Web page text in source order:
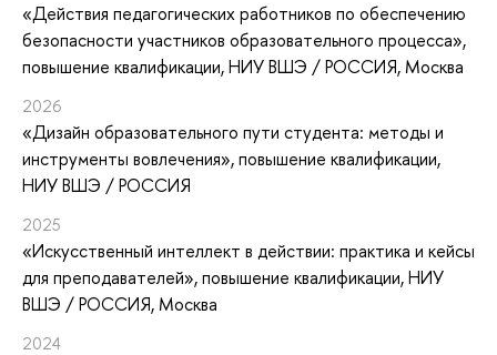
«Действия педагогических работников по обеспечению
безопасности участников образовательного процесса»,
повышение квалификации, НИУ ВШЭ / РОССИЯ, Москва
2026
«Дизайн образовательного пути студента: методы и
инструменты вовлечения», повышение квалификации,
НИУ ВШЭ / РОССИЯ
2025
«Искусственный интеллект в действии: практика и кейсы
для преподавателей», повышение квалификации, НИУ
ВШЭ / РОССИЯ, Москва
2024